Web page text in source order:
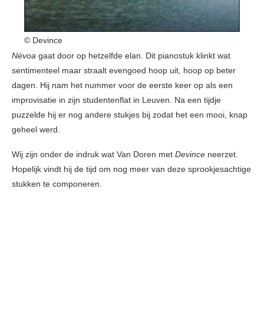
© Devince
Névoa gaat door op hetzelfde elan. Dit pianostuk klinkt wat
sentimenteel maar straalt evengoed hoop uit, hoop op beter
dagen. Hij nam het nummer voor de eerste keer op als een
improvisatie in zijn studentenflat in Leuven. Na een tijdje
puzzelde hij er nog andere stukjes bij zodat het een mooi, knap
geheel werd.
Wij zijn onder de indruk wat Van Doren met Devince neerzet.
Hopelijk vindt hij de tijd om nog meer van deze sprookjesachtige
stukken te componeren.